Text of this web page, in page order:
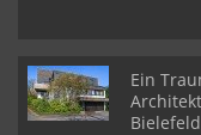
Ein
Bielefeld